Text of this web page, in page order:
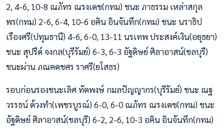
2, 4-6, 10-8 ณภัทร ณรงเดช(กทม) ชนะ ภาธรรม เหล่าสกุล
พร(กทม) 2-6, 6-4, 10-6 อคิน อินจันทึก(กทม) ชนะ นราธิป
เรืองศรี(ปทุมธานี) 4-6, 6-0, 13-11 นรเทพ ประสงค์เงิน(อยุธยา)
ชนะ สุปรีด์ จงกล(บุรีรัมย์) 6-3, 6-3 อัฐดิษย์ ศิลาอาสน์(ชลบุรี)
ชนะผ่าน ภณคดชศร ราศรี(ยโสธร)
รอบก่อนรองชนะเลิศ ทัดพงษ์ กมลปัญญากร(บุรีรัมย์) ชนะ ณฐ
วรรธน์ ด้วงทำ(เพชรบูรณ์) 6-0, 6-0 ณภัทร ณรงเดช(กทม) ชนะ
อัฐดิษย์ ศิลาอาสน์(ชลบุรี) 6-2, 2-6, 10-3 อคิน อินจันทึก(กทม)